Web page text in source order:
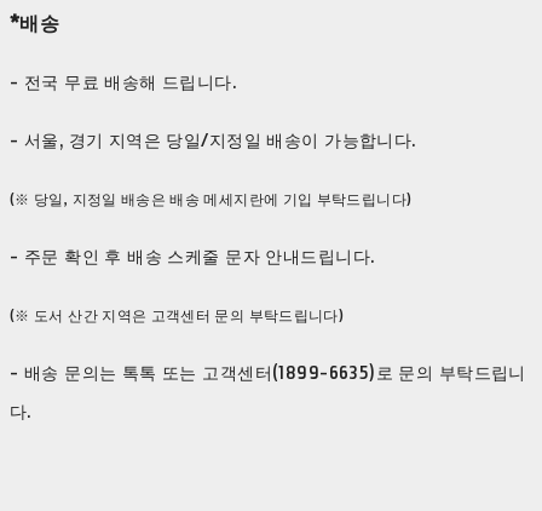
*배송
- 전국 무료 배송해 드립니다.
- 서울, 경기 지역은 당일/지정일 배송이 가능합니다.
(※ 당일, 지정일 배송은 배송 메세지란에 기입 부탁드립니다)
- 주문 확인 후 배송 스케줄 문자 안내드립니다.
(※ 도서 산간 지역은 고객센터 문의 부탁드립니다)
- 배송 문의는 톡톡 또는 고객센터(1899-6635)로 문의 부탁드립니
다.